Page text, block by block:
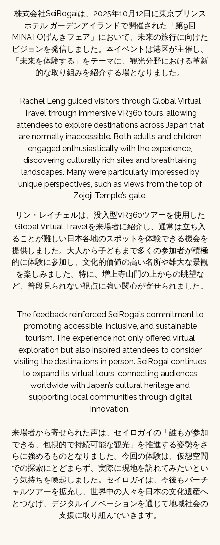
株式会社SeiRogaiは、2025年10月12日に東京プリンス
ホテル ガーデンアイランドで開催された「第9回
MINATOげんきフェア」において、未来の旅行に向けた
ビジョンを発信しました。本イベントは港区が主催し、
「未来を体験する」をテーマに、観光分野における革新
的な取り組みを紹介する場となりました。
Rachel Leng guided visitors through Global Virtual
Travel through immersive VR360 tours, allowing
attendees to explore destinations across Japan that
are normally inaccessible. Both adults and children
engaged enthusiastically with the experience,
discovering culturally rich sites and breathtaking
landscapes. Many were particularly impressed by
unique perspectives, such as views from the top of
Zojoji Temple’s gate.
リン・レイチェルは、没入型VR360ツアーを使用した
Global Virtual Travelを来場者に紹介し、通常は立ち入
ることが難しい日本各地のスポットを体験できる機会を
提供しました。大人から子どもまで多くの参加者が積極
的に体験に参加し、文化的価値の高い名所や雄大な景観
を楽しみました。特に、増上寺山門の上からの眺望な
ど、普段見られない視点に強い関心が寄せられました。
The feedback reinforced SeiRogai’s commitment to
promoting accessible, inclusive, and sustainable
tourism. The experience not only offered virtual
exploration but also inspired attendees to consider
visiting the destinations in person. SeiRogai continues
to expand its virtual tours, connecting audiences
worldwide with Japan’s cultural heritage and
supporting local communities through digital
innovation.
来場者から寄せられた声は、セイロガイの「誰もが参加
できる、包摂的で持続可能な観光」を推進する姿勢をさ
らに強めるものとなりました。今回の体験は、仮想空間
での探索にとどまらず、実際に現地を訪れてみたいとい
う気持ちを喚起しました。セイロガイは、今後もバーチ
ャルツアーを拡充し、世界中の人々を日本の文化遺産へ
とつなげ、デジタルイノベーションを通じて地域社会の
支援に取り組んでいきます。